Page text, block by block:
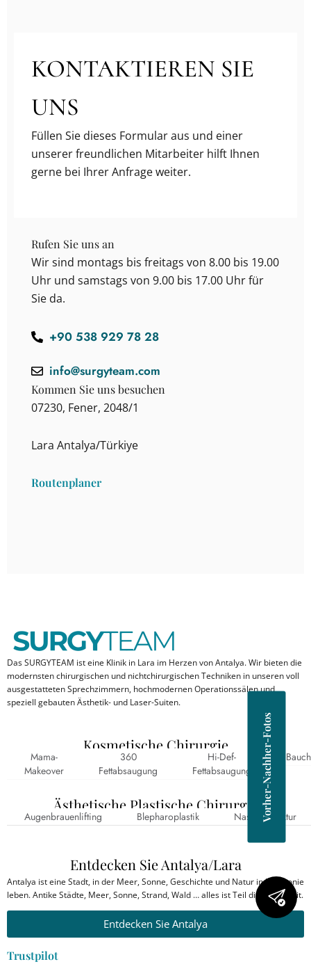
KONTAKTIEREN SIE
UNS
Füllen Sie dieses Formular aus und einer
unserer freundlichen Mitarbeiter hilft Ihnen
gerne bei Ihrer Anfrage weiter.
Rufen Sie uns an
Wir sind montags bis freitags von 8.00 bis 19.00
Uhr und samstags von 9.00 bis 17.00 Uhr für
Sie da.
+90 538 929 78 28
info@surgyteam.com
Kommen Sie uns besuchen
07230, Fener, 2048/1
Lara Antalya/Türkiye
Routenplaner
Das SURGYTEAM ist eine Klinik in Lara im Herzen von Antalya. Wir bieten die
modernsten chirurgischen und nichtchirurgischen Techniken in unseren voll
ausgestatteten Sprechzimmern, hochmodernen Operationssälen und
speziell gebauten Ästhetik- und Laser-Suiten.
Kosmetische Chirurgie
Mama-
Makeover
360
Fettabsaugung
Hi-Def-
Fettabsaugung
Ästhetische Plastische Chirurgie
Augenbrauenlifting Blepharoplastik Nasenkorrektur
Entdecken Sie Antalya/Lara
Antalya ist eine Stadt, in der Meer, Sonne, Geschichte und Natur in Harmonie
leben. Antike Städte, Meer, Sonne, Strand, Wald … alles ist Teil dieser Einheit.
Entdecken Sie Antalya
Trustpilot
Vorher-Nachher-Fotos